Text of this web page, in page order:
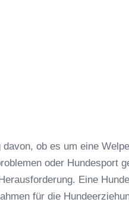
davon, ob es um eine
oder Hundesport
Eine
für die